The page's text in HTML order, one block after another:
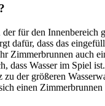
für den Innenbereich
dafür, dass das
Zimmerbrunnen auch
dass Wasser im Spiel
zu der größeren
einen Zimmerbrunnen